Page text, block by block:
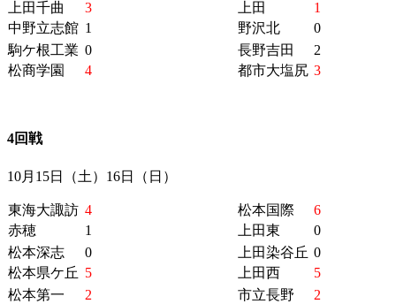
上田千曲 3 上田
1
中野立志館 1 野沢北
0
駒ケ根工業 0 長野吉田
2
松商学園
4 都市大塩尻 3
4回戦
10月15日（土）16日（日）
東海大諏訪 4 松本国際
6
赤穂
1 上田東
0
松本深志
0 上田染谷丘 0
松本県ケ丘 5 上田西
5
松本第一
2 市立長野
2